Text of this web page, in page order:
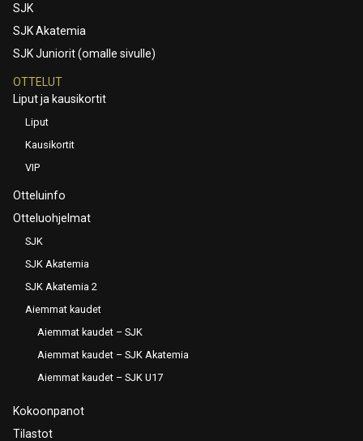
SJK
SJK Akatemia
SJK Juniorit (omalle sivulle)
OTTELUT
Liput ja kausikortit
Liput
Kausikortit
VIP
Otteluinfo
Otteluohjelmat
SJK
SJK Akatemia
SJK Akatemia 2
Aiemmat kaudet
Aiemmat kaudet – SJK
Aiemmat kaudet – SJK Akatemia
Aiemmat kaudet – SJK U17
Kokoonpanot
Tilastot